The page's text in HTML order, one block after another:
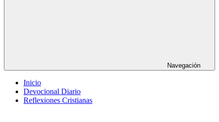
Navegación
Inicio
Devocional Diario
Reflexiones Cristianas